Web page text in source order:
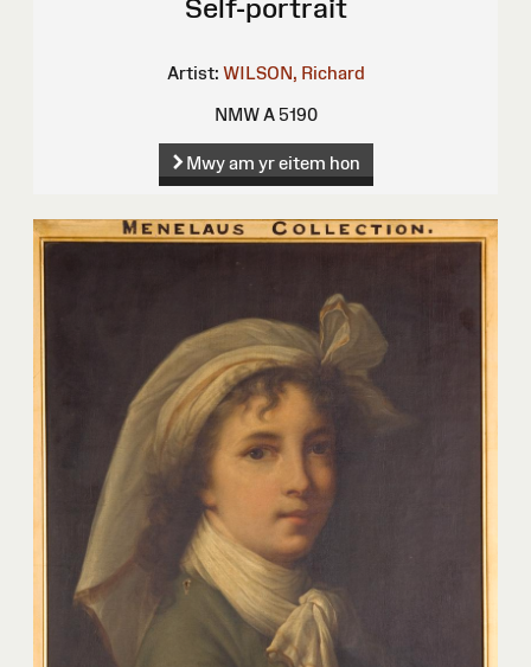
Self-portrait
Artist: WILSON, Richard
NMW A 5190
Mwy am yr eitem hon